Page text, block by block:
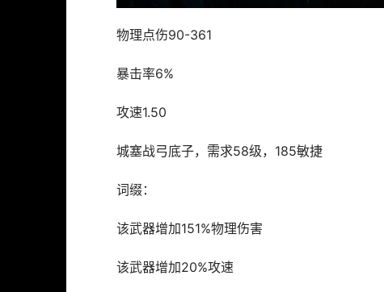
物理点伤90-361
暴击率6%
攻速1.50
城塞战弓底子，需求58级，185敏捷
词缀：
该武器增加151%物理伤害
该武器增加20%攻速